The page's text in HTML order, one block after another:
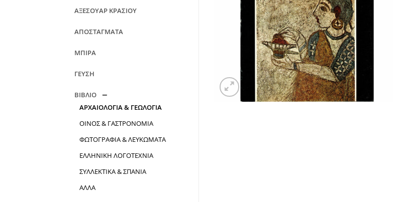
ΑΞΕΣΟΥΑΡ ΚΡΑΣΙΟΥ
ΑΠΟΣΤΑΓΜΑΤΑ
ΜΠΙΡΑ
ΓΕΥΣΗ
ΒΙΒΛΙΟ
ΑΡΧΑΙΟΛΟΓΙΑ & ΓΕΩΛΟΓΙΑ
ΟΙΝΟΣ & ΓΑΣΤΡΟΝΟΜΙΑ
ΦΩΤΟΓΡΑΦΙΑ & ΛΕΥΚΩΜΑΤΑ
ΕΛΛΗΝΙΚΗ ΛΟΓΟΤΕΧΝΙΑ
ΣΥΛΛΕΚΤΙΚΑ & ΣΠΑΝΙΑ
ΑΛΛΑ